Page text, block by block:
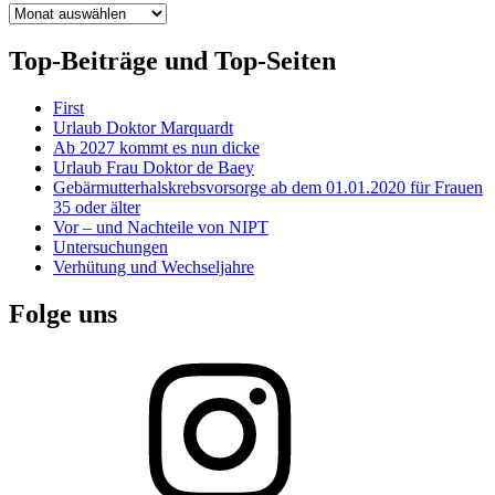
Archiv
Top-Beiträge und Top-Seiten
First
Urlaub Doktor Marquardt
Ab 2027 kommt es nun dicke
Urlaub Frau Doktor de Baey
Gebärmutterhalskrebsvorsorge ab dem 01.01.2020 für Frauen
35 oder älter
Vor – und Nachteile von NIPT
Untersuchungen
Verhütung und Wechseljahre
Folge uns